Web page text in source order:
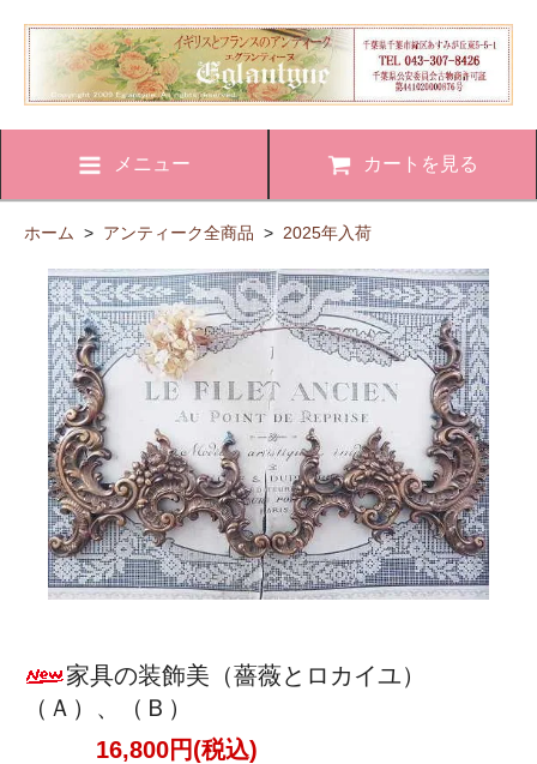
メニュー カートを見る
ホーム > アンティーク全商品 > 2025年入荷
家具の装飾美（薔薇とロカイユ）
（Ａ）、（Ｂ）
16,800円(税込)